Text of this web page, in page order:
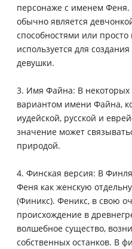
персонаже с именем Феня.
обычно является
способностями или
используется для
девушки.
3. Имя Файна: В некоторых
вариантом имени Файна,
иудейской, русской и
значение может
природой.
4. Финская версия: В
Феня как женскую
(Финикс). Феникс, в свою
происхождение в
волшебное существо,
собственных останков. В